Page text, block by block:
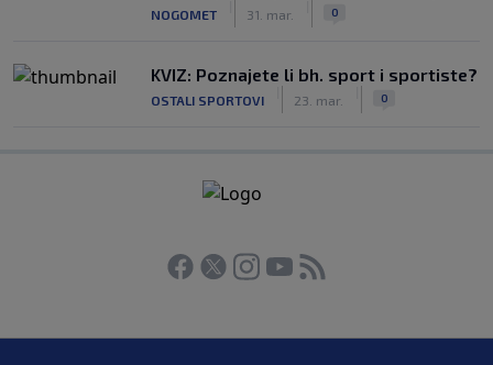
NOGOMET 31. mar. 0
KVIZ: Poznajete li bh. sport i sportiste?
OSTALI SPORTOVI 23. mar. 0